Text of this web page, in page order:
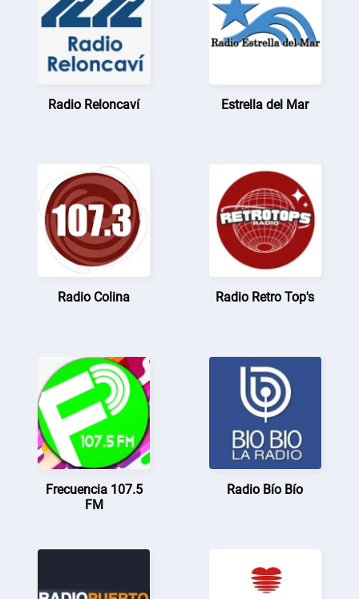
Radio Reloncaví Estrella del Mar
Radio Colina Radio Retro Top's
Frecuencia 107.5
FM
Radio Bío Bío